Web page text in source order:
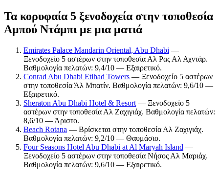
Τα κορυφαία 5 ξενοδοχεία στην τοποθεσία
Αμπού Ντάμπι με μια ματιά
Emirates Palace Mandarin Oriental, Abu Dhabi —
Ξενοδοχείο 5 αστέρων στην τοποθεσία Αλ Ρας Αλ Αχντάρ.
Βαθμολογία πελατών: 9,4/10 — Εξαιρετικό.
Conrad Abu Dhabi Etihad Towers — Ξενοδοχείο 5 αστέρων
στην τοποθεσία Άλ Μπατίν. Βαθμολογία πελατών: 9,6/10 —
Εξαιρετικό.
Sheraton Abu Dhabi Hotel & Resort — Ξενοδοχείο 5
αστέρων στην τοποθεσία Αλ Ζαχιγιάχ. Βαθμολογία πελατών:
8,6/10 — Άριστο.
Beach Rotana — Βρίσκεται στην τοποθεσία Αλ Ζαχιγιάχ.
Βαθμολογία πελατών: 9,2/10 — Θαυμάσιο.
Four Seasons Hotel Abu Dhabi at Al Maryah Island —
Ξενοδοχείο 5 αστέρων στην τοποθεσία Νήσος Αλ Μαριάχ.
Βαθμολογία πελατών: 9,6/10 — Εξαιρετικό.